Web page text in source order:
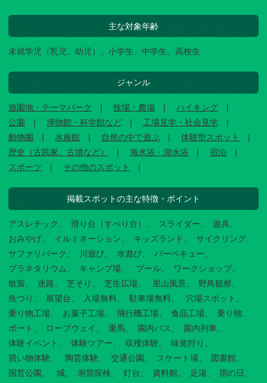
主な対象年齢
未就学児（乳児、幼児）、小学生、中学生、高校生
ジャンル
遊園地・テーマパーク 牧場・農場
ハイキング
公園
博物館・科学館など
工場見学・社会見学
動物園
水族館 自然の中で遊ぶ
体験型スポット
歴史（古民家、古墳など）
海水浴・湖水浴
宿泊
スポーツ
その他のスポット
掲載スポットの主な特徴・ポイント
アスレチック 滑り台（すべり台） スライダー
遊具
おみやげ
イルミネーション キッズランド
サイクリング
サファリパーク
川遊び 水遊び
バーベキュー
プラネタリウム
キャンプ場 プール
ワークショップ
散策
迷路 芝そり 芝生広場 里山風景
野鳥観察
魚つり
展望台 入場無料 駐車場無料
穴場スポット
乗り物工場
お菓子工場 飛行機工場 食品工場
乗り物
ボート
ロープウェイ 乗馬 園内バス
園内列車
体験イベント
体験ツアー 収穫体験
味覚狩り
買い物体験
陶芸体験 交通公園 スケート場
図書館
国営公園
城 洞窟探検 灯台 資料館 足湯 雨の日